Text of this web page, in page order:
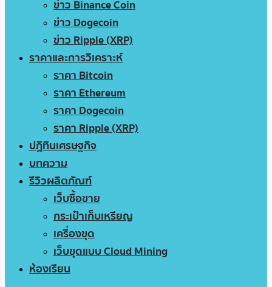
ข่าว Binance Coin
ข่าว Dogecoin
ข่าว Ripple (XRP)
ราคาและการวิเคราะห์
ราคา Bitcoin
ราคา Ethereum
ราคา Dogecoin
ราคา Ripple (XRP)
ปฏิทินเศรษฐกิจ
บทความ
รีวิวผลิตภัณฑ์
เว็บซื้อขาย
กระเป๋าเก็บเหรียญ
เครื่องขุด
เว็บขุดแบบ Cloud Mining
ห้องเรียน